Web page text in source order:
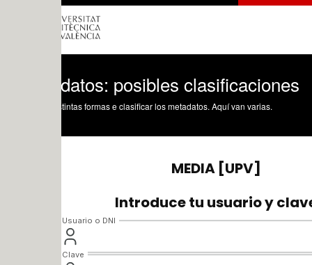
posibles clasificaciones
formas e clasificar los metadatos. Aquí van varias.